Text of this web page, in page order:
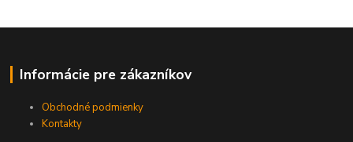
Informácie pre zákazníkov
Obchodné podmienky
Kontakty